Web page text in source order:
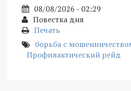
08/08/2026 - 02:29
Повестка дня
Печать
борьба с
Профилактический рейд